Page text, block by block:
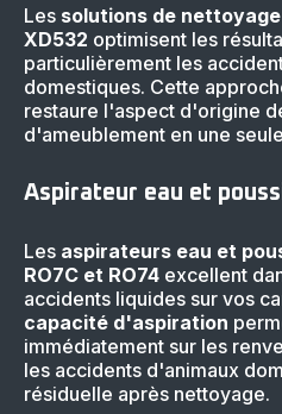
Les solutions de
XD532 optimisent les
particulièrement les
domestiques. Cette
restaure l'aspect d'origine
d'ameublement en une
Aspirateur eau et
Les aspirateurs eau et
RO7C et RO74 excellent
accidents liquides sur vos
capacité d'aspiration
immédiatement sur les
les accidents d'animaux
résiduelle après nettoyage.